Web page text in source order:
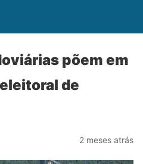
põem em
de
2 meses atrás